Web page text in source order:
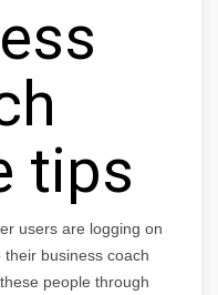
tips
users are logging on
business coach
people through